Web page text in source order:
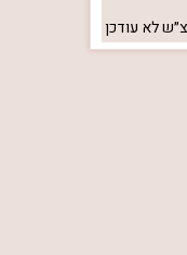
לא עודכן